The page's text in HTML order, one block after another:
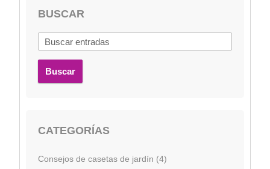
BUSCAR
Buscar
CATEGORÍAS
Consejos de casetas de jardín (4)